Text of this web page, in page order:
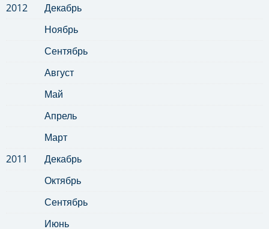
2012
Декабрь
Ноябрь
Сентябрь
Август
Май
Апрель
Март
2011
Декабрь
Октябрь
Сентябрь
Июнь